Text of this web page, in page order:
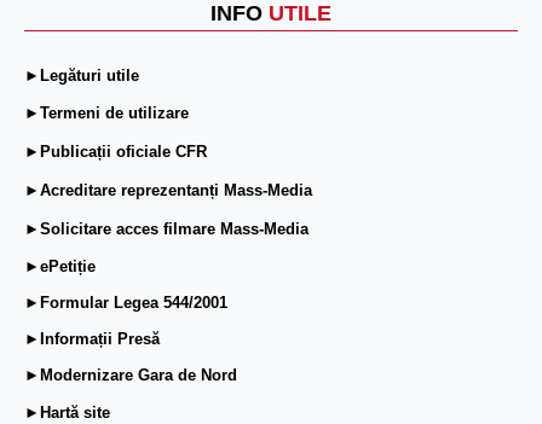
INFO UTILE
►Legături utile
►Termeni de utilizare
►Publicații oficiale CFR
►Acreditare reprezentanți Mass-Media
►Solicitare acces filmare Mass-Media
►ePetiție
►Formular Legea 544/2001
►Informații Presă
►Modernizare Gara de Nord
►Hartă site